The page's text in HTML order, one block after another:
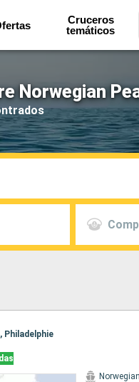
Cruceros
temáticos
Norwegian
Philadelphie